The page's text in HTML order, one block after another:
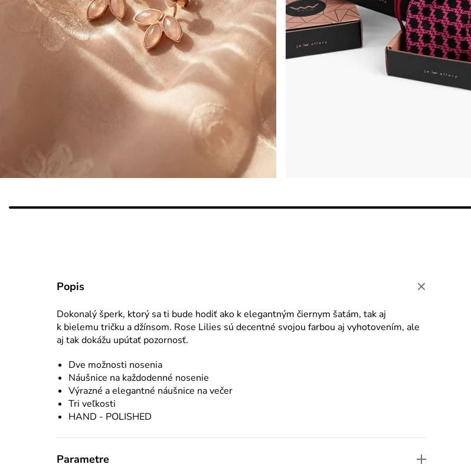
Popis
Dokonalý šperk, ktorý sa ti bude hodiť ako k elegantným čiernym šatám, tak aj
k bielemu tričku a džínsom. Rose Lilies sú decentné svojou farbou aj vyhotovením, ale
aj tak dokážu upútať pozornosť.
Dve možnosti nosenia
Náušnice na každodenné nosenie
Výrazné a elegantné náušnice na večer
Tri veľkosti
HAND - POLISHED
Parametre